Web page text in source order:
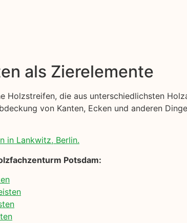
als Zierelemente
Holzstreifen, die aus unterschiedlichsten
von Kanten, Ecken und anderen
in Lankwitz, Berlin.
Potsdam: